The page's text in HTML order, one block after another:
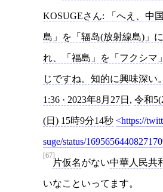
KOSUGEさん: 「へえ、中
島」を「辐岛(放射線島)」
れ、「福島」を「フクシマ
じですね。知的に興味深い
1:36 · 2023年8月27日 , 令和
(日) 15時9分14秒 https://
suge/status/
[67]
片仮名がない中華人民共
いなこといってます。